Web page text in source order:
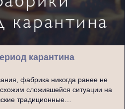
карантина
фабрика никогда ранее не
сложившейся ситуации на
традиционные…